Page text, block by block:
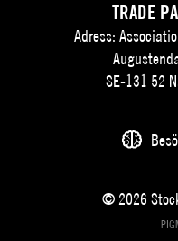
TRADE
Adress:
SE-131 52
© 2026